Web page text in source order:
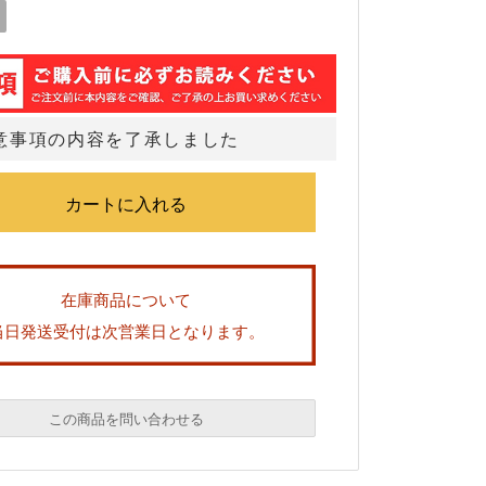
事項の内容を了承しました
在庫商品について
日発送受付は次営業日となります。
この商品を問い合わせる